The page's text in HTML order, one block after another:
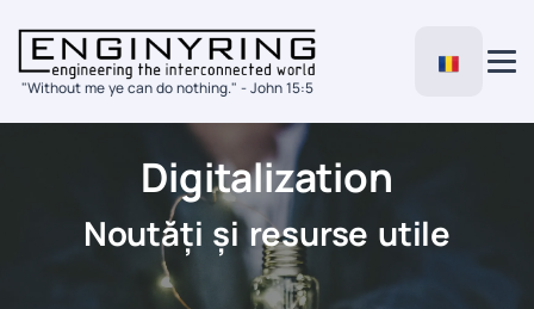
"Without me ye can do nothing." - John 15:5
Digitalization
Noutăți și resurse utile